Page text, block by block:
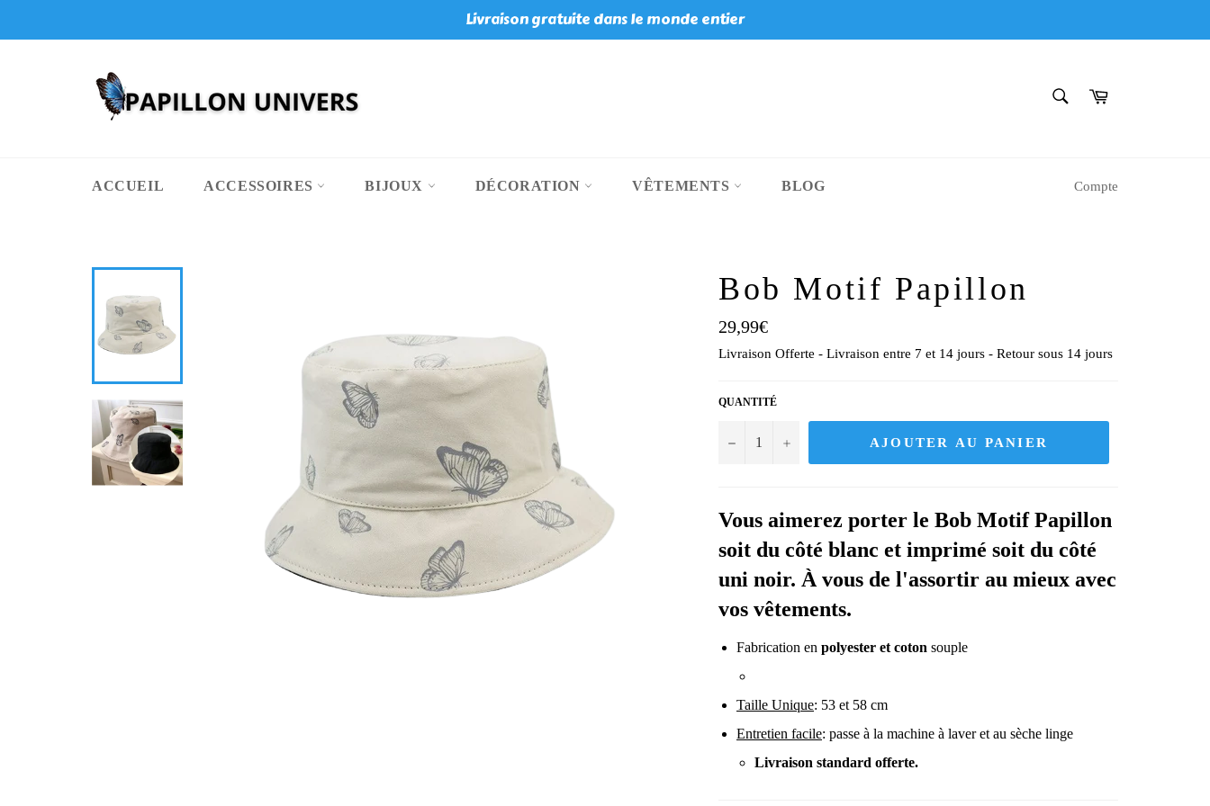
Livraison gratuite dans le monde entier
Panier
ACCUEIL ACCESSOIRES BIJOUX DÉCORATION VÊTEMENTS BLOG Compte
Bob Motif Papillon
Prix
régulier
29,99€
Livraison Offerte - Livraison entre 7 et 14 jours - Retour sous 14 jours
QUANTITÉ
− + AJOUTER AU PANIER
Vous aimerez porter le Bob Motif Papillon
soit du côté blanc et imprimé soit du côté
uni noir. À vous de l'assortir au mieux avec
vos vêtements.
Fabrication en polyester et coton souple
Taille Unique: 53 et 58 cm
Entretien facile: passe à la machine à laver et au sèche linge
Livraison standard offerte.